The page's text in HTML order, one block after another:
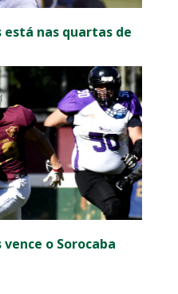
está nas quartas de
o Sorocaba